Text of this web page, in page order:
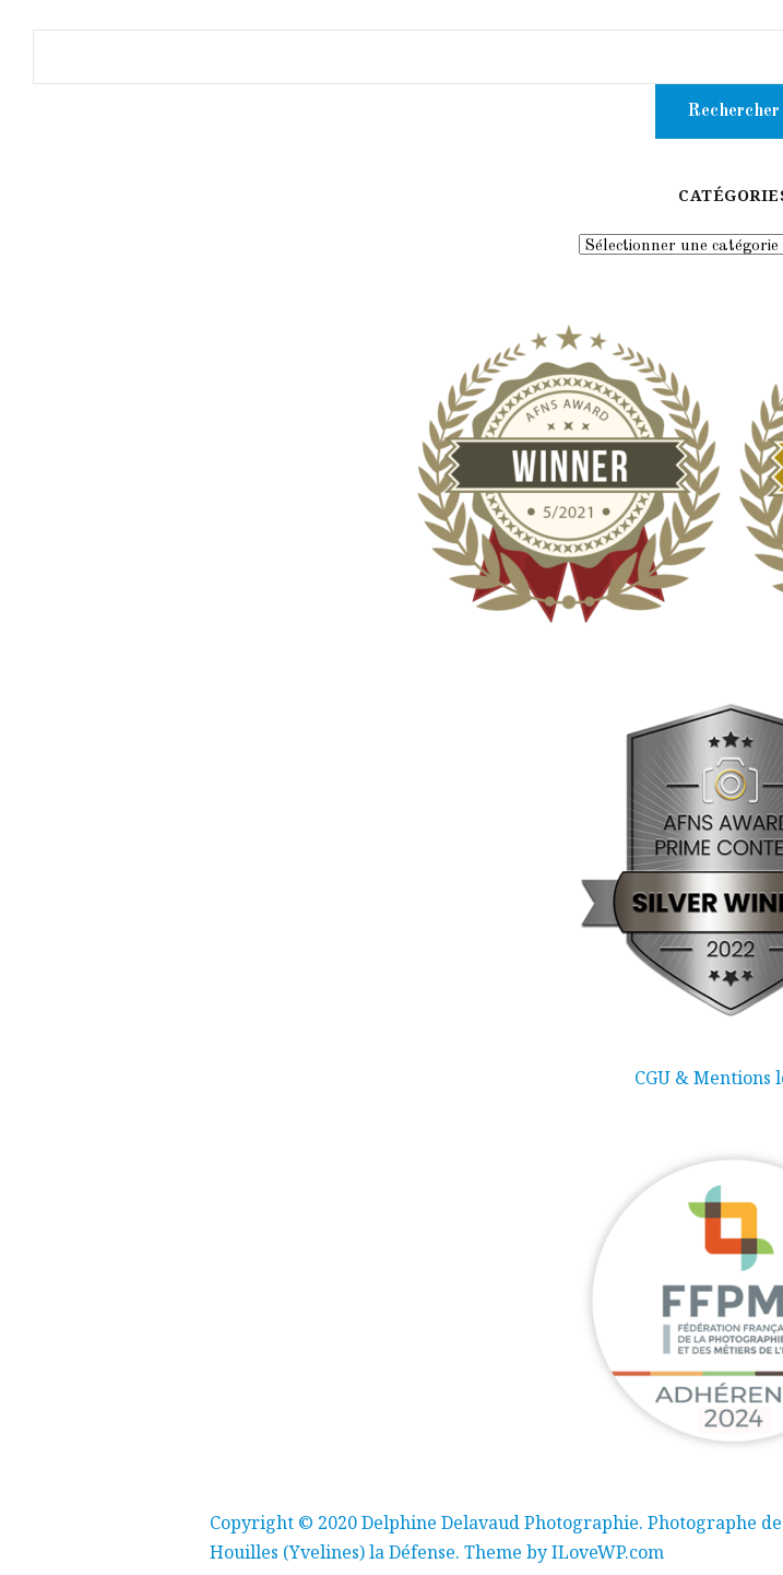
CGU & Mentions
Copyright © 2020 Delphine Delavaud Photographie. Photographe
Houilles (Yvelines) la Défense. Theme byILoveWP.com